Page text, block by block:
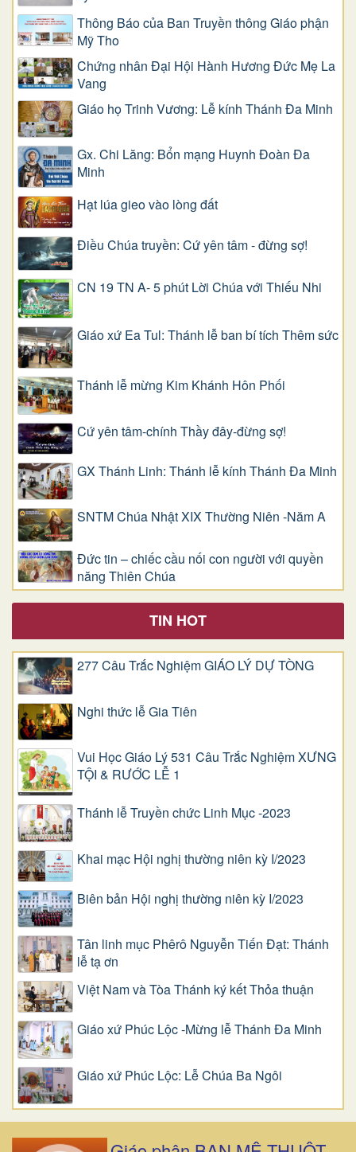
Thông Báo của Ban Truyền thông Giáo phận
Mỹ Tho
Chứng nhân Đại Hội Hành Hương Đức Mẹ La
Vang
Giáo họ Trinh Vương: Lễ kính Thánh Đa Minh
Gx. Chi Lăng: Bổn mạng Huynh Đoàn Đa
Minh
Hạt lúa gieo vào lòng đất
Điều Chúa truyền: Cứ yên tâm - đừng sợ!
CN 19 TN A- 5 phút Lời Chúa với Thiếu Nhi
Giáo xứ Ea Tul: Thánh lễ ban bí tích Thêm sức
Thánh lễ mừng Kim Khánh Hôn Phối
Cứ yên tâm-chính Thầy đây-đừng sợ!
GX Thánh Linh: Thánh lễ kính Thánh Đa Minh
SNTM Chúa Nhật XIX Thường Niên -Năm A
Đức tin – chiếc cầu nối con người với quyền
năng Thiên Chúa
TIN HOT
277 Câu Trắc Nghiệm GIÁO LÝ DỰ TÒNG
Nghi thức lễ Gia Tiên
Vui Học Giáo Lý 531 Câu Trắc Nghiệm XƯNG
TỘI & RƯỚC LỄ 1
Thánh lễ Truyền chức Linh Mục -2023
Khai mạc Hội nghị thường niên kỳ I/2023
Biên bản Hội nghị thường niên kỳ I/2023
Tân linh mục Phêrô Nguyễn Tiến Đạt: Thánh
lễ tạ ơn
Việt Nam và Tòa Thánh ký kết Thỏa thuận
Giáo xứ Phúc Lộc -Mừng lễ Thánh Đa Minh
Giáo xứ Phúc Lộc: Lễ Chúa Ba Ngôi